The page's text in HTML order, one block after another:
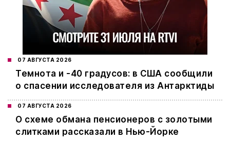
07 АВГУСТА 2026
Темнота и -40 градусов: в США сообщили
о спасении исследователя из Антарктиды
07 АВГУСТА 2026
О схеме обмана пенсионеров с золотыми
слитками рассказали в Нью-Йорке